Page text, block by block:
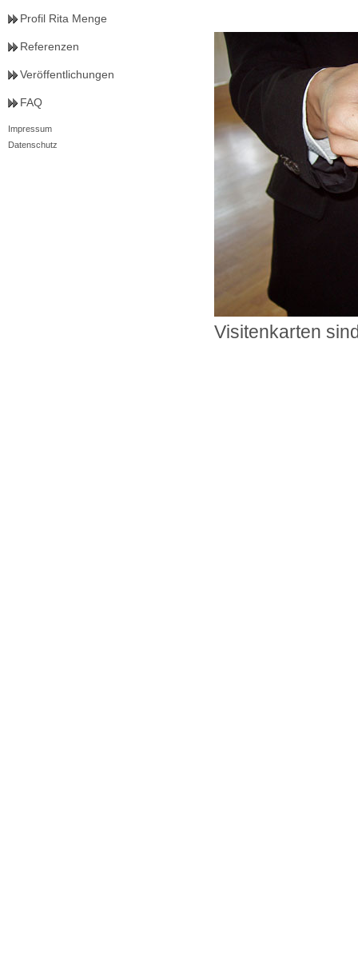
Profil Rita Menge
Referenzen
Veröffentlichungen
FAQ
Impressum
Datenschutz
Visitenkarten